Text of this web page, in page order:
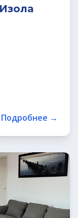
Подробнее →